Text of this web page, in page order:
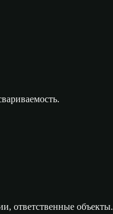
ответственные объекты.